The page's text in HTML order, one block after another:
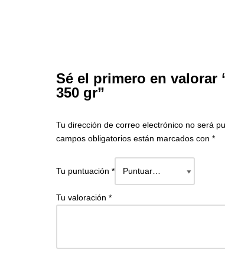
Sé el primero en valorar
350 gr”
Tu dirección de correo electrónico no será
campos obligatorios están marcados con *
Tu puntuación *
Tu valoración *